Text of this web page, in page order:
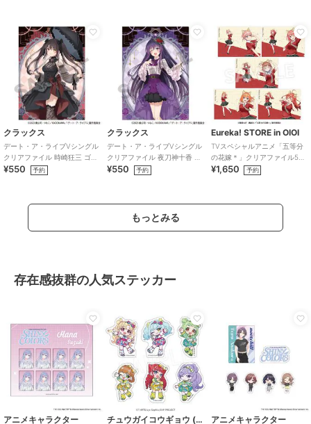
クラックス
デート・ア・ライブVシングル
クリアファイル 時崎狂三 ゴシ
ックドール
¥550 予約
クラックス
デート・ア・ライブVシングル
クリアファイル 夜刀神十香 ゴ
シックドール
¥550 予約
Eureka! STORE in OIOI
TVスペシャルアニメ「五等分
の花嫁＊」クリアファイル5種
セット
¥1,650 予約
もっとみる
存在感抜群の人気ステッカー
アニメキャラクター チュウガイコウギョウ (Chugai Mining) アニメキャラクター